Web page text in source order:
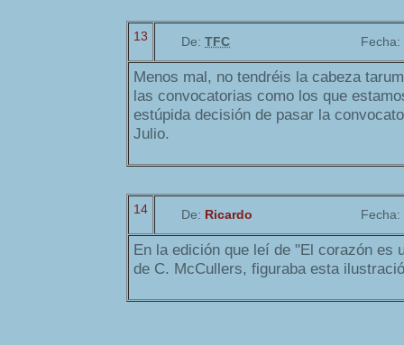
13 De: TFC Fecha:
Menos mal, no tendréis la cabeza
las convocatorias como los que
estúpida decisión de pasar la
Julio.
14 De: Ricardo Fecha:
En la edición que leí de "El corazón es
de C. McCullers, figuraba esta